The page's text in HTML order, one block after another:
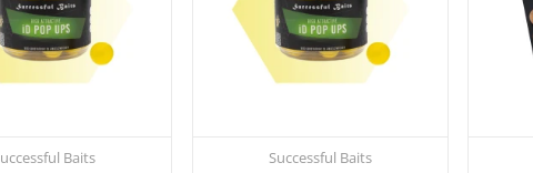
Schnellkauf
Baits Schnellkauf
Successful Baits